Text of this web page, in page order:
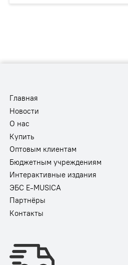
Главная
Новости
О нас
Купить
Оптовым клиентам
Бюджетным учреждениям
Интерактивные издания
ЭБС E-MUSICA
Партнёры
Контакты